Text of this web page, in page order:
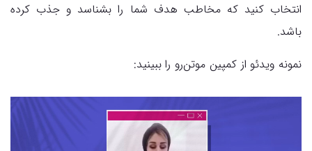
انتخاب کنید که مخاطب هدف شما را بشناسد و جذب کرده
باشد.
نمونه ویدئو از کمپین موتن‌رو را ببینید: